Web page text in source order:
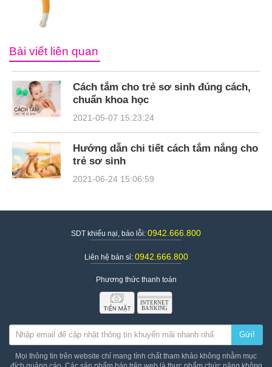
Bài viết liên quan
Cách tắm cho trẻ sơ sinh đúng cách,
chuẩn khoa học
2021-05-07 15:23:24
Hướng dẫn chi tiết cách tắm nắng cho
trẻ sơ sinh
2021-06-24 15:06:59
SDT khiếu nại, báo lỗi: 0942.666.800
Liên hệ bán sỉ: 0942.666.800
Phương thức thanh toán
Gửi!
Mọi thông tin trên website chỉ mang tính chất tham khảo không nhằm mục